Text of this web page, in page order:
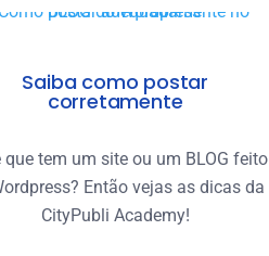
Saiba como postar
corretamente
que tem um site ou um BLOG feito
Então vejas as dicas da
CityPubli Academy!